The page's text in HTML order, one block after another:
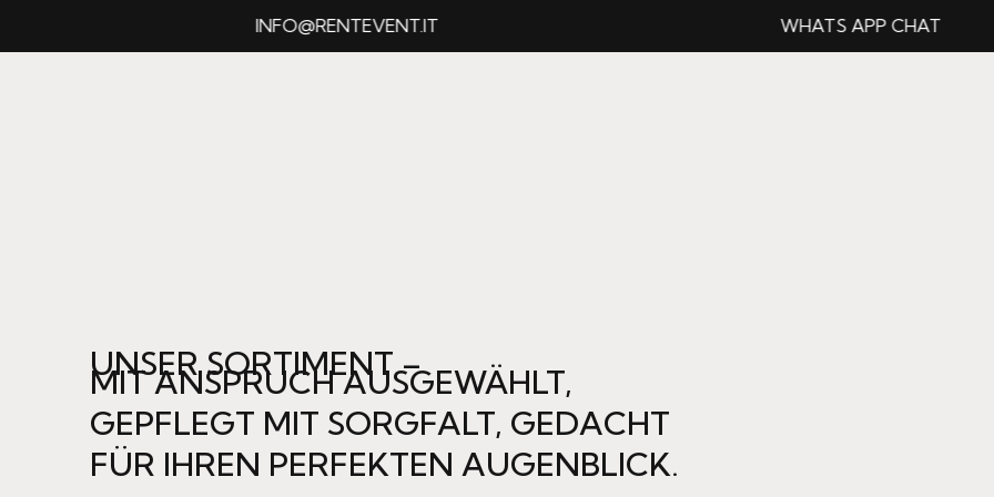
INFO@RENTEVENT.IT WHATS APP CHAT
UNSER SORTIMENT –
MIT ANSPRUCH AUSGEWÄHLT,
GEPFLEGT MIT SORGFALT, GEDACHT
FÜR IHREN PERFEKTEN AUGENBLICK.